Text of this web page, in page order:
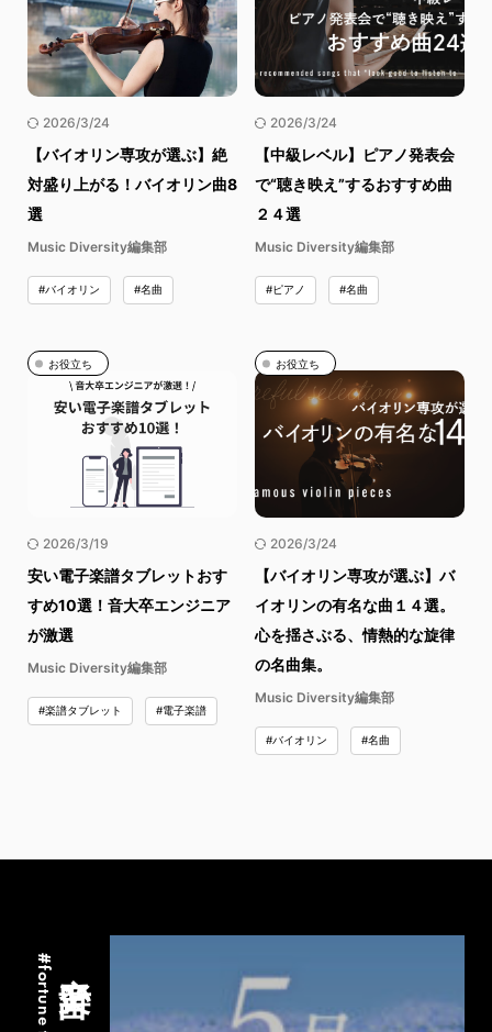
2026/3/24
【バイオリン専攻が選ぶ】絶
対盛り上がる！バイオリン曲8
選
Music Diversity編集部
#バイオリン #名曲
2026/3/24
【中級レベル】ピアノ発表会
で“聴き映え”するおすすめ曲
２４選
Music Diversity編集部
#ピアノ #名曲
お役立ち
2026/3/19
安い電子楽譜タブレットおす
すめ10選！音大卒エンジニア
が激選
Music Diversity編集部
#楽譜タブレット #電子楽譜
お役立ち
2026/3/24
【バイオリン専攻が選ぶ】バ
イオリンの有名な曲１４選。
心を揺さぶる、情熱的な旋律
の名曲集。
Music Diversity編集部
#バイオリン #名曲
音楽占い